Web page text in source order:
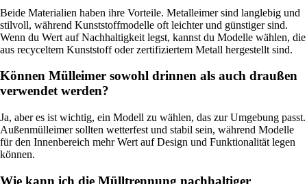
Beide Materialien haben ihre Vorteile. Metalleimer sind langlebig und
stilvoll, während Kunststoffmodelle oft leichter und günstiger sind.
Wenn du Wert auf Nachhaltigkeit legst, kannst du Modelle wählen, die
aus recyceltem Kunststoff oder zertifiziertem Metall hergestellt sind.
Können Mülleimer sowohl drinnen als auch draußen
verwendet werden?
Ja, aber es ist wichtig, ein Modell zu wählen, das zur Umgebung passt.
Außenmülleimer sollten wetterfest und stabil sein, während Modelle
für den Innenbereich mehr Wert auf Design und Funktionalität legen
können.
Wie kann ich die Mülltrennung nachhaltiger